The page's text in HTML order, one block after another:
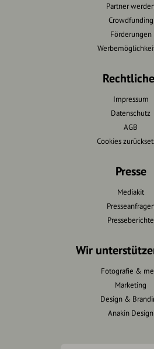
Partner
Crowdfunding
Förderungen
Impressum
Datenschutz
AGB
Cookies
Presse
Mediakit
Presseberichte
Wir
Fotografie &
Marketing
Design &
Anakin Design